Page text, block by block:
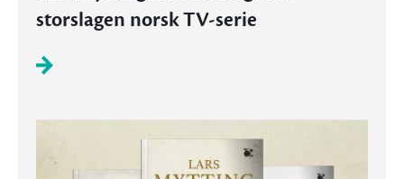
storslagen norsk TV-serie